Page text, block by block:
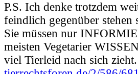
P.S. Ich denke trotzdem
feindlich gegenüber stehen
Sie müssen nur
meisten Vegetarier
viel Tierleid nach sich